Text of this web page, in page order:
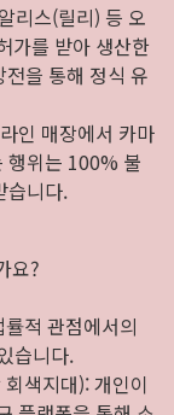
리스(릴리) 등 오
가를 받아 생산한
을 통해 정식 유
인 매장에서 카마
행위는 100% 불
습니다.
요?
적 관점에서의
습니다.
색지대): 개인이